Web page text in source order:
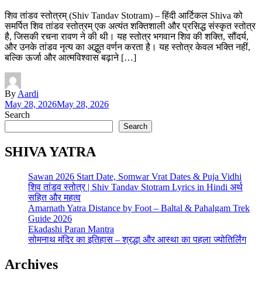
शिव तांडव स्तोत्रम् (Shiv Tandav Stotram) – हिंदी आर्टिकल Shiva को
समर्पित शिव तांडव स्तोत्रम् एक अत्यंत शक्तिशाली और प्रसिद्ध संस्कृत स्तोत्र
है, जिसकी रचना रावण ने की थी। यह स्तोत्र भगवान शिव की शक्ति, सौंदर्य,
और उनके तांडव नृत्य का अद्भुत वर्णन करता है। यह स्तोत्र केवल भक्ति नहीं,
बल्कि ऊर्जा और आत्मविश्वास बढ़ाने […]
By Aardi
May 28, 2026May 28, 2026
Search
Search
SHIVA YATRA
Sawan 2026 Start Date, Somwar Vrat Dates & Puja Vidhi
शिव तांडव स्तोत्र | Shiv Tandav Stotram Lyrics in Hindi अर्थ
सहित और महत्व
Amarnath Yatra Distance by Foot – Baltal & Pahalgam Trek
Guide 2026
Ekadashi Paran Mantra
सोमनाथ मंदिर का इतिहास – श्रद्धा और आस्था का पहला ज्योतिर्लिंग
Archives